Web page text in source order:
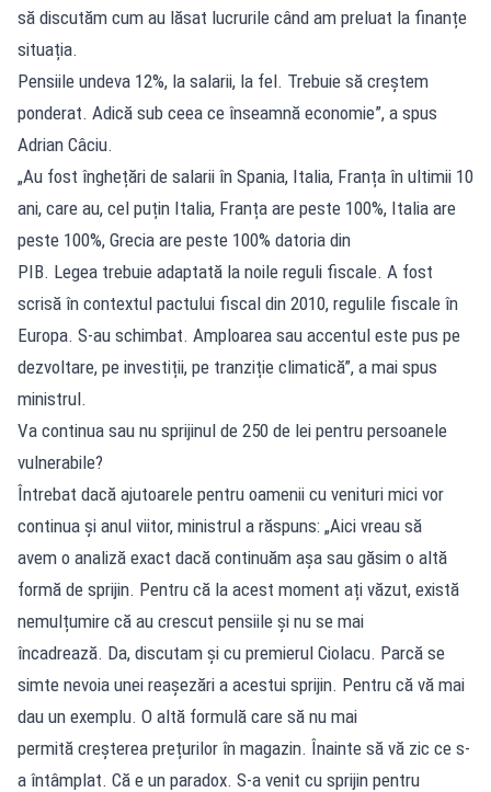
să discutăm cum au lăsat lucrurile când am preluat la finanțe
situația.
Pensiile undeva 12%, la salarii, la fel. Trebuie să creștem
ponderat. Adică sub ceea ce înseamnă economie”, a spus
Adrian Câciu.
„Au fost înghețări de salarii în Spania, Italia, Franța în ultimii 10
ani, care au, cel puțin Italia, Franța are peste 100%, Italia are
peste 100%, Grecia are peste 100% datoria din
PIB. Legea trebuie adaptată la noile reguli fiscale. A fost
scrisă în contextul pactului fiscal din 2010, regulile fiscale în
Europa. S-au schimbat. Amploarea sau accentul este pus pe
dezvoltare, pe investiții, pe tranziție climatică”, a mai spus
ministrul.
Va continua sau nu sprijinul de 250 de lei pentru persoanele
vulnerabile?
Întrebat dacă ajutoarele pentru oamenii cu venituri mici vor
continua și anul viitor, ministrul a răspuns: „Aici vreau să
avem o analiză exact dacă continuăm așa sau găsim o altă
formă de sprijin. Pentru că la acest moment ați văzut, există
nemulțumire că au crescut pensiile și nu se mai
încadrează. Da, discutam și cu premierul Ciolacu. Parcă se
simte nevoia unei reașezări a acestui sprijin. Pentru că vă mai
dau un exemplu. O altă formulă care să nu mai
permită creșterea prețurilor în magazin. Înainte să vă zic ce s-
a întâmplat. Că e un paradox. S-a venit cu sprijin pentru